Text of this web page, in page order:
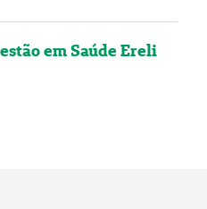
em Saúde Ereli